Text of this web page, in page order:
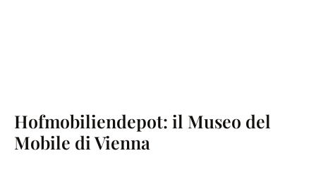
Hofmobiliendepot: il Museo del
Mobile di Vienna